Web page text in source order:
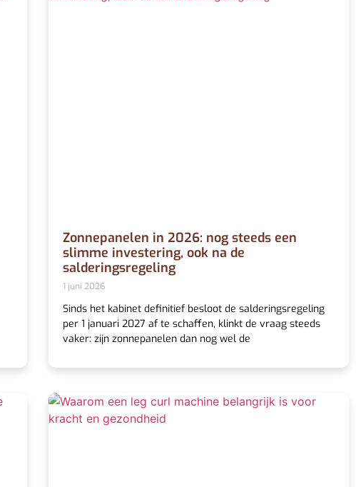
Zonnepanelen in 2026: nog steeds een
slimme investering, ook na de
salderingsregeling
1 juni 2026
Sinds het kabinet definitief besloot de salderingsregeling
per 1 januari 2027 af te schaffen, klinkt de vraag steeds
vaker: zijn zonnepanelen dan nog wel de